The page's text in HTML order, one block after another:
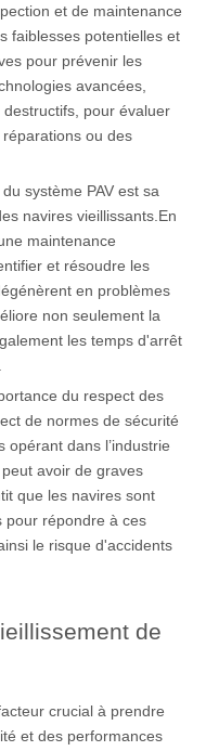
et de maintenance
faiblesses potentielles et
pour prévenir les
avancées,
pour évaluer
ou des
système PAV est sa
navires vieillissants.En
maintenance
et résoudre les
en problèmes
non seulement la
les temps d'arrêt
du respect des
de normes de sécurité
dans l’industrie
avoir de graves
que les navires sont
pour répondre à ces
le risque d'accidents
de
crucial à prendre
et des performances